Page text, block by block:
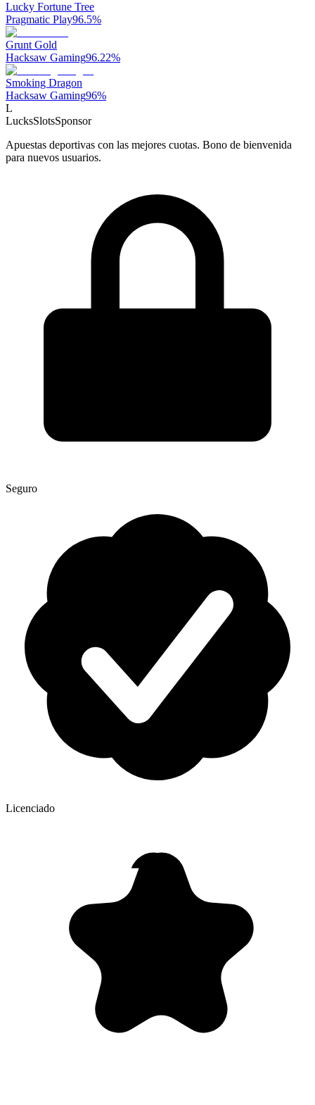
Lucky Fortune Tree
Pragmatic Play96.5%
Grunt Gold
Hacksaw Gaming96.22%
Smoking Dragon
Hacksaw Gaming96%
L
LucksSlotsSponsor
Apuestas deportivas con las mejores cuotas. Bono de bienvenida
para nuevos usuarios.
Seguro
Licenciado